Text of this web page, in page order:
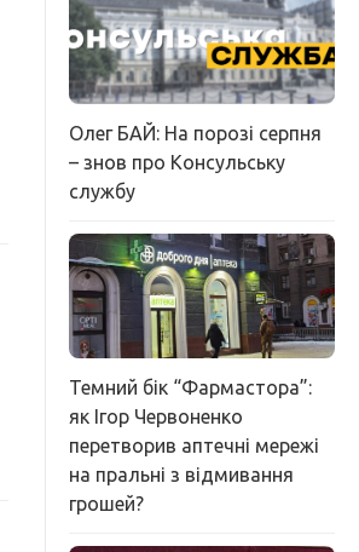
Олег БАЙ: На порозі серпня
– знов про Консульську
службу
Темний бік “Фармастора”:
як Ігор Червоненко
перетворив аптечні мережі
на пральні з відмивання
грошей?